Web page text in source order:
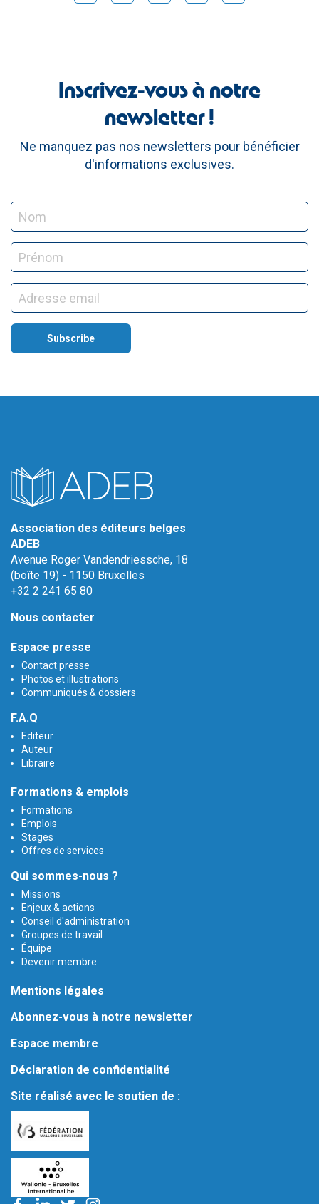
Inscrivez-vous à notre
newsletter !
Ne manquez pas nos newsletters pour bénéficier
d'informations exclusives.
Association des éditeurs belges
ADEB
Avenue Roger Vandendriessche, 18
(boîte 19) - 1150 Bruxelles
+32 2 241 65 80
Nous contacter
Espace presse
Contact presse
Photos et illustrations
Communiqués & dossiers
F.A.Q
Editeur
Auteur
Libraire
Formations & emplois
Formations
Emplois
Stages
Offres de services
Qui sommes-nous ?
Missions
Enjeux & actions
Conseil d'administration
Groupes de travail
Équipe
Devenir membre
Mentions légales
Abonnez-vous à notre newsletter
Espace membre
Déclaration de confidentialité
Site réalisé avec le soutien de :